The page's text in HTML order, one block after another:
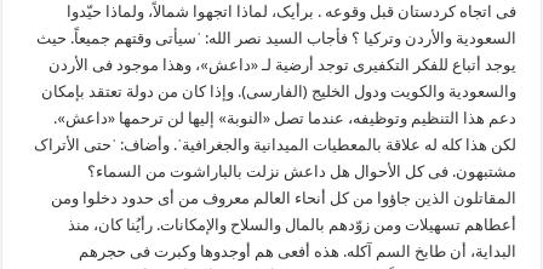
فی اتجاه کردستان قبل وقوعه . برأیک، لماذا اتجهوا شمالاً، ولماذا حیّدوا
السعودیة والأردن وترکیا ؟ فأجاب السید نصر الله: ˈسیأتی وقتهم جمیعاً. حیث
یوجد أتباع للفکر التکفیری توجد أرضیة لـ «داعش»، وهذا موجود فی الأردن
والسعودیة والکویت ودول الخلیج (الفارسی). وإذا کان من دولة تعتقد بإمکان
دعم هذا التنظیم وتوظیفه، عندما تصل «النوبة» إلیها لن ترحمها «داعش».
لکن هذا کله له علاقة بالمعطیات المیدانیة والجغرافیةˈ. وأضاف: ˈحتی الأتراک
مشتبهون. فی کل الأحوال هل داعش نزلت بالباراشوت من السماء؟
المقاتلون الذین جاؤوا من کل أنحاء العالم معروف من أی حدود دخلوا ومن
أعطاهم تسهیلات ومن زوّدهم بالمال والسلاح والإمکانات. رأیُنا کان، منذ
البدایة، أن طابخ السم آکله. هذه أفعی هم أوجدوها وکبرت فی حجرهم